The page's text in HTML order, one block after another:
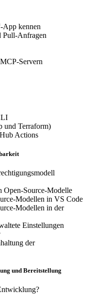
App kennen
Pull-Anfragen
Servern
und Terraform)
Actions
Open-Source-Modelle
Modellen in VS Code
Modellen in der
Einstellungen
der
und Bereitstellung